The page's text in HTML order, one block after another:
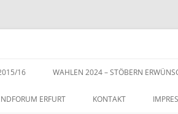
Inhalt
16 WAHLEN 2024 – STÖBERN
ERFURT KONTAKT